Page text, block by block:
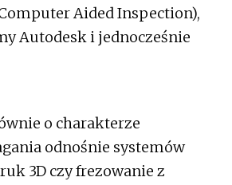
Aided Inspection),
Autodesk i jednocześnie
o charakterze
odnośnie systemów
3D czy frezowanie z